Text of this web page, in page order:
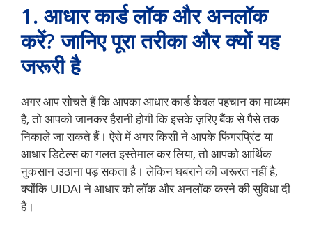
1. आधार कार्ड लॉक और अनलॉक
करें? जानिए पूरा तरीका और क्यों यह
जरूरी है
अगर आप सोचते हैं कि आपका आधार कार्ड केवल पहचान का माध्यम
है, तो आपको जानकर हैरानी होगी कि इसके ज़रिए बैंक से पैसे तक
निकाले जा सकते हैं। ऐसे में अगर किसी ने आपके फिंगरप्रिंट या
आधार डिटेल्स का गलत इस्तेमाल कर लिया, तो आपको आर्थिक
नुकसान उठाना पड़ सकता है। लेकिन घबराने की जरूरत नहीं है,
क्योंकि UIDAI ने आधार को लॉक और अनलॉक करने की सुविधा दी
है।